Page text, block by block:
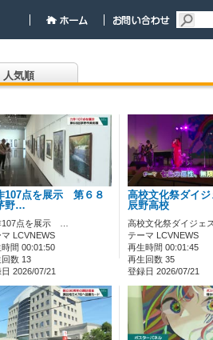
人気順
107点を展示 第６８
野…
107点を展示 …
LCVNEWS
間 00:01:50
数 13
2026/07/21
高校文化祭ダイ
辰野高校
高校文化祭ダイジェ
テーマ LCVNEWS
再生時間 00:01:45
再生回数 35
登録日 2026/07/21